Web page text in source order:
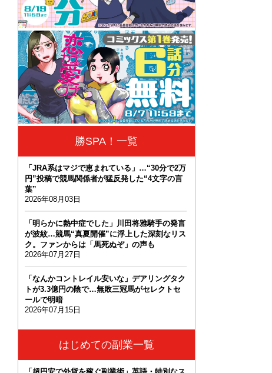
勝SPA！一覧
「JRA系はマジで恵まれている」…“30分で2万
円”投稿で競馬関係者が猛反発した“4文字の言
葉”
2026年08月03日
「明らかに熱中症でした」川田将雅騎手の発言
が波紋…競馬“真夏開催”に浮上した深刻なリス
ク。ファンからは「馬死ぬぞ」の声も
2026年07月27日
「なんかコントレイル安いな」デアリングタク
トが3.3億円の陰で…無敗三冠馬がセレクトセ
ールで明暗
2026年07月15日
はじめての副業一覧